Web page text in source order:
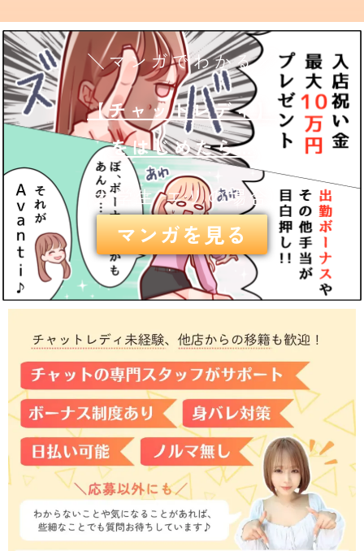
＼マンガでわかる／
【チャットレディ】
をはじめたら…
大学生 エリの場合
マンガを見る